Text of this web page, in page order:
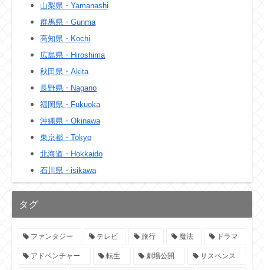
山梨県・Yamanashi
群馬県・Gunma
高知県・Kochi
広島県・Hiroshima
秋田県・Akita
長野県・Nagano
福岡県・Fukuoka
沖縄県・Okinawa
東京都・Tokyo
北海道・Hokkaido
石川県・isikawa
タグ
ファンタジー テレビ 旅行 魔法 ドラマ
アドベンチャー 転生 劇場公開 サスペンス